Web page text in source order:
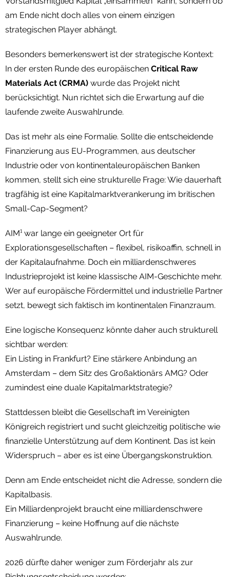
am Ende nicht doch alles von einem einzigen
strategischen Player abhängt.
Besonders bemerkenswert ist der strategische Kontext:
In der ersten Runde des europäischen Critical Raw
Materials Act (CRMA) wurde das Projekt nicht
berücksichtigt. Nun richtet sich die Erwartung auf die
laufende zweite Auswahlrunde.
Das ist mehr als eine Formalie. Sollte die entscheidende
Finanzierung aus EU-Programmen, aus deutscher
Industrie oder von kontinentaleuropäischen Banken
kommen, stellt sich eine strukturelle Frage: Wie dauerhaft
tragfähig ist eine Kapitalmarktverankerung im britischen
Small-Cap-Segment?
AIM¹ war lange ein geeigneter Ort für
Explorationsgesellschaften – flexibel, risikoaffin, schnell in
der Kapitalaufnahme. Doch ein milliardenschweres
Industrieprojekt ist keine klassische AIM-Geschichte mehr.
Wer auf europäische Fördermittel und industrielle Partner
setzt, bewegt sich faktisch im kontinentalen Finanzraum.
Eine logische Konsequenz könnte daher auch strukturell
sichtbar werden:
Ein Listing in Frankfurt? Eine stärkere Anbindung an
Amsterdam – dem Sitz des Großaktionärs AMG? Oder
zumindest eine duale Kapitalmarktstrategie?
Stattdessen bleibt die Gesellschaft im Vereinigten
Königreich registriert und sucht gleichzeitig politische wie
finanzielle Unterstützung auf dem Kontinent. Das ist kein
Widerspruch – aber es ist eine Übergangskonstruktion.
Denn am Ende entscheidet nicht die Adresse, sondern die
Kapitalbasis.
Ein Milliardenprojekt braucht eine milliardenschwere
Finanzierung – keine Hoffnung auf die nächste
Auswahlrunde.
2026 dürfte daher weniger zum Förderjahr als zur